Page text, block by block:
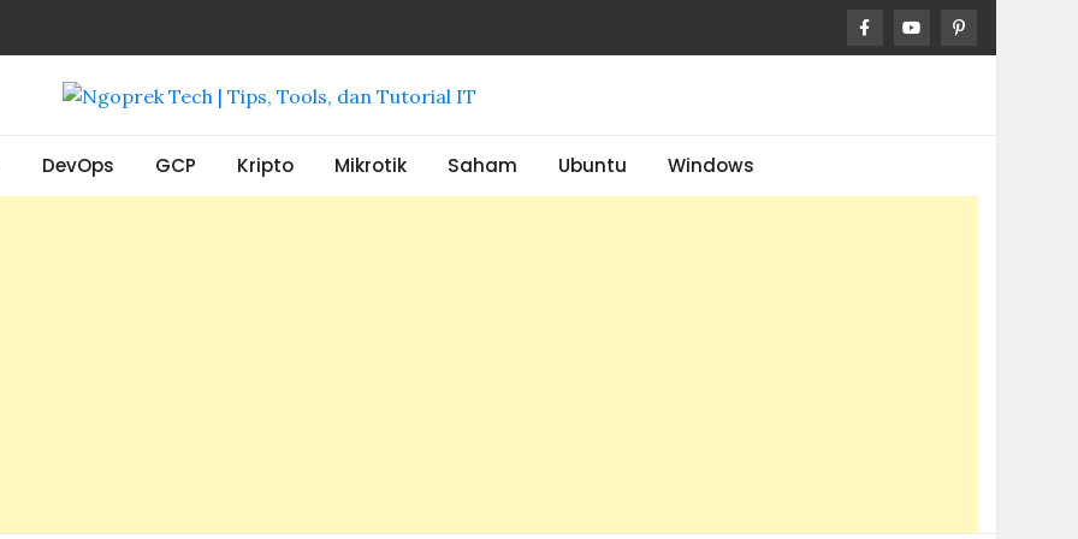
Tools, dan Tutorial IT
DevOps GCP Kripto Mikrotik Saham Ubuntu Windows